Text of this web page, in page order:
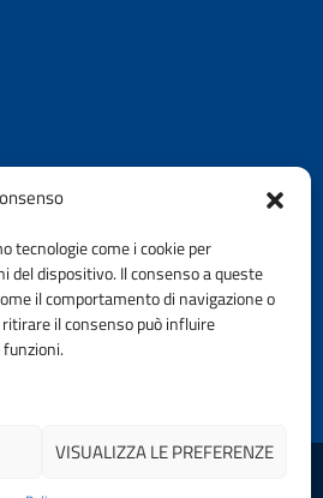
tecnologie come i cookie per
del dispositivo. Il consenso a queste
il comportamento di navigazione o
il consenso può influire
VISUALIZZA LE PREFERENZE
CNI